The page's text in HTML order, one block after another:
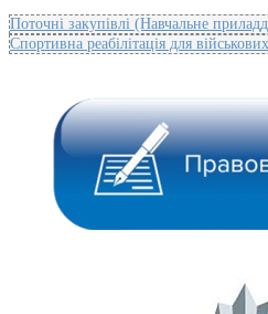
Поточні закупівлі (Навчальне
Спортивна реабілітація для